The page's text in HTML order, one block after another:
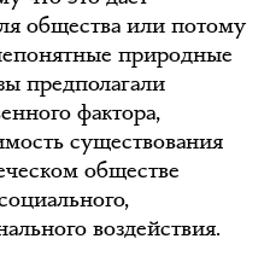
общества или потому
природные
предполагали
фактора,
существования
обществе
воздействия.